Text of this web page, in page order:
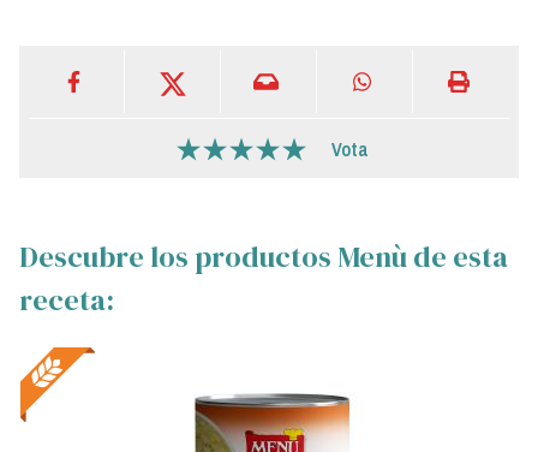
Vota
Descubre los productos Menù de esta
receta: